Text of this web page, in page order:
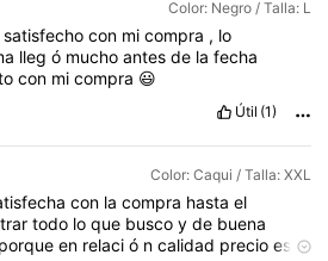
Color: Negro / Talla: L
satisfecho con mi compra , lo
llegó muchoantesde lafecha
con micompra 😃
Útil (1)
Color: Caqui / Talla: XXL
con la compra hasta el
todo loque buscoyde buena
porqueen relació ncalidad precioes